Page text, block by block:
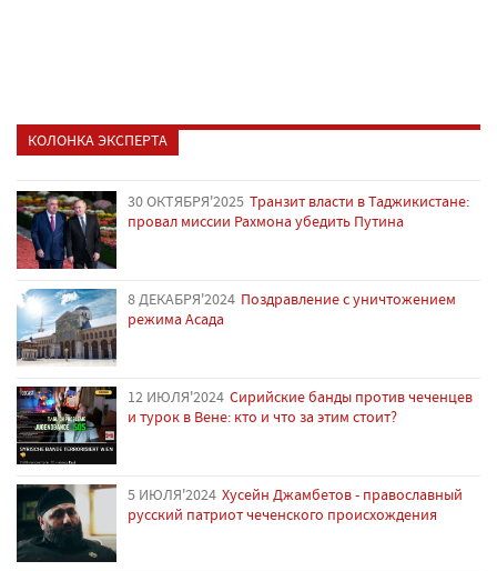
КОЛОНКА ЭКСПЕРТА
30 ОКТЯБРЯ'2025 Транзит власти в Таджикистане:
провал миссии Рахмона убедить Путина
8 ДЕКАБРЯ'2024 Поздравление с уничтожением
режима Асада
12 ИЮЛЯ'2024 Сирийские банды против чеченцев
и турок в Вене: кто и что за этим стоит?
5 ИЮЛЯ'2024 Хусейн Джамбетов - православный
русский патриот чеченского происхождения